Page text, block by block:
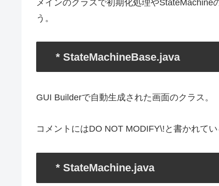
メインのクラスで初期化処理や
う。
* StateMachineBase.java
GUI Builderで自動生成された画面のクラス。
コメントにはDO NOT MODIFY\!と書かれて
* StateMachine.java